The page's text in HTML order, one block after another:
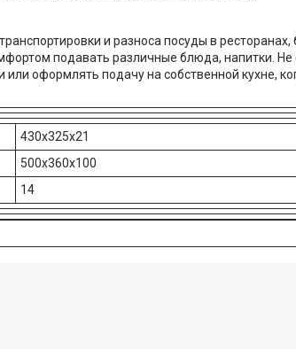
и разноса посуды в ресторанах,
подавать различные блюда, напитки. Не
оформлять подачу на собственной кухне,
430x325х21
500х360х100
14